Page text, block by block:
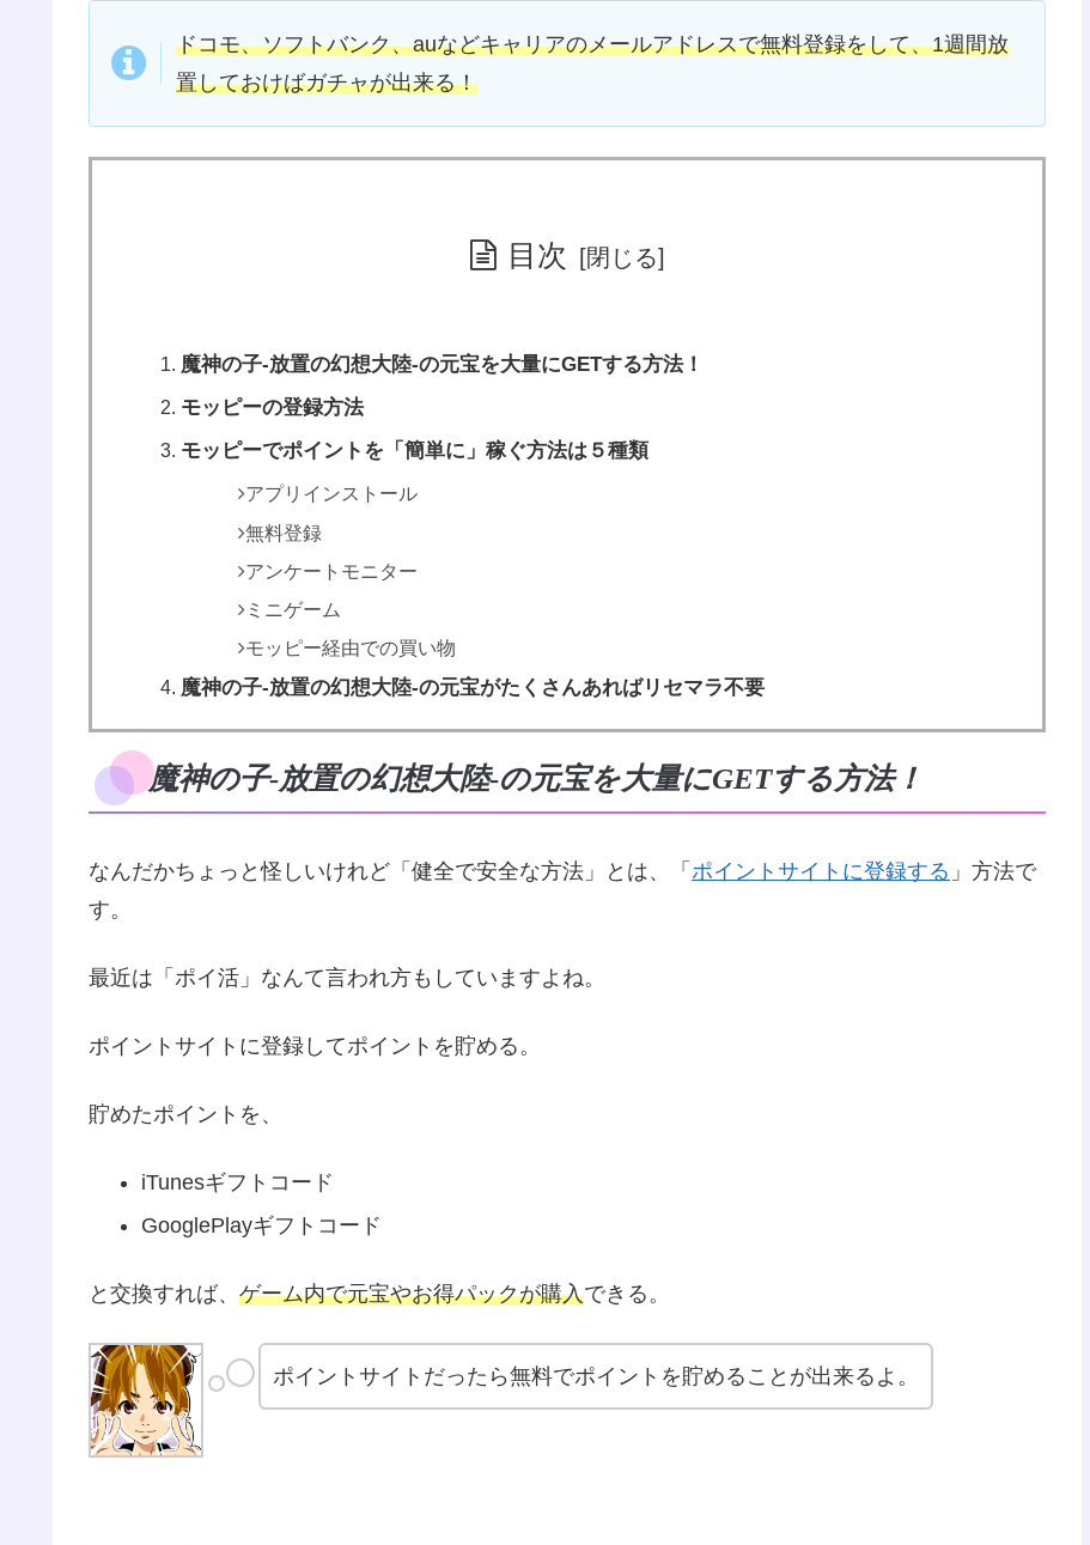
ドコモ、ソフトバンク、auなどキャリアのメールアドレスで無料登録をして、1週間放
置しておけばガチャが出来る！
目次
魔神の子‐放置の幻想大陸‐の元宝を大量にGETする方法！
モッピーの登録方法
モッピーでポイントを「簡単に」稼ぐ方法は５種類
アプリインストール
無料登録
アンケートモニター
ミニゲーム
モッピー経由での買い物
魔神の子‐放置の幻想大陸‐の元宝がたくさんあればリセマラ不要
魔神の子‐放置の幻想大陸‐の元宝を大量にGETする方法！
なんだかちょっと怪しいけれど「健全で安全な方法」とは、「 ポイントサイトに登録する 」方法で
す。
最近は「ポイ活」なんて言われ方もしていますよね。
ポイントサイトに登録してポイントを貯める。
貯めたポイントを、
iTunesギフトコード
GooglePlayギフトコード
と交換すれば、 ゲーム内で元宝やお得パックが購入できる。
ポイントサイトだったら無料でポイントを貯めることが出来るよ。